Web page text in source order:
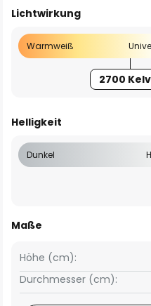
Lichtwirkung
Warmweiß
2700
Helligkeit
Dunkel
Maße
Höhe (cm):
Durchmesser (cm):